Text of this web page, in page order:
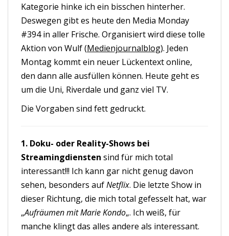
Kategorie hinke ich ein bisschen hinterher.
Deswegen gibt es heute den Media Monday
#394 in aller Frische. Organisiert wird diese tolle
Aktion von Wulf (Medienjournalblog). Jeden
Montag kommt ein neuer Lückentext online,
den dann alle ausfüllen können. Heute geht es
um die Uni, Riverdale und ganz viel TV.
Die Vorgaben sind fett gedruckt.
1. Doku- oder Reality-Shows bei
Streamingdiensten sind für mich total
interessant!!! Ich kann gar nicht genug davon
sehen, besonders aufNetflix. Die letzte Show in
dieser Richtung, die mich total gefesselt hat, war
„Aufräumen mit Marie Kondo„. Ich weiß, für
manche klingt das alles andere als interessant.